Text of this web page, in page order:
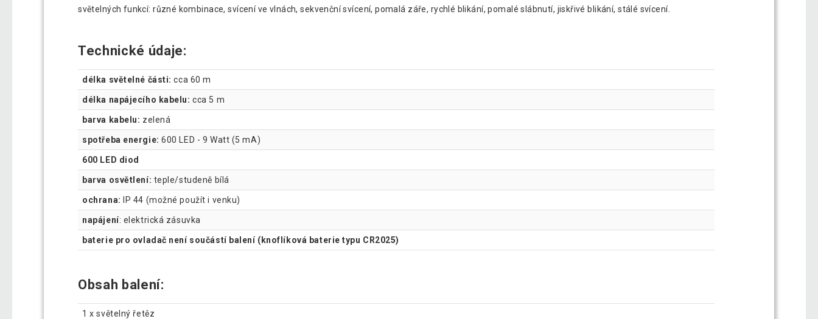
světelných funkcí: různé kombinace, svícení ve vlnách, sekvenční svícení, pomalá záře, rychlé blikání, pomalé slábnutí, jiskřivé blikání, stálé svícení.
Technické údaje:
délka světelné části: cca 60 m
délka napájecího kabelu: cca 5 m
barva kabelu: zelená
spotřeba energie: 600 LED - 9 Watt (5 mA)
600 LED diod
barva osvětlení: teple/studeně bílá
ochrana: IP 44 (možné použít i venku)
napájení: elektrická zásuvka
baterie pro ovladač není součástí balení (knoflíková baterie typu CR2025)
Obsah balení:
1 x světelný řetěz